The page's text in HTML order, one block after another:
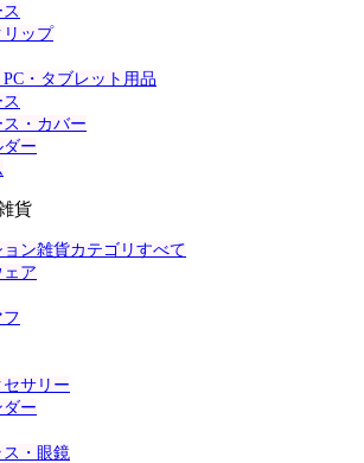
リップ
・タブレット用品
・カバー
ー
貨
ョン雑貨カテゴリすべて
ア
フ
サリー
ー
・眼鏡